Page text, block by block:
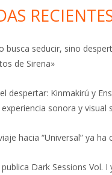
busca seducir, sino
de Sirena»
despertar: Kinmakirú y
sonora y visual
hacia “Universal” ya ha
Dark Sessions Vol. I